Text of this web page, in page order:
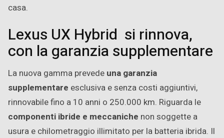
casa.
Lexus UX Hybrid si rinnova,
con la garanzia supplementare
La nuova gamma prevede una garanzia
supplementare esclusiva e senza costi aggiuntivi,
rinnovabile fino a 10 anni o 250.000 km. Riguarda le
componenti ibride e meccaniche non soggette a
usura e chilometraggio illimitato per la batteria ibrida. Il